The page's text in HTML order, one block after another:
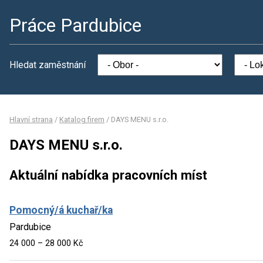
Práce Pardubice
Hledat zaměstnání
Hlavní strana / Katalog firem / DAYS MENU s.r.o.
DAYS MENU s.r.o.
Aktuální nabídka pracovních míst
Pomocný/á kuchař/ka
Pardubice
24 000 – 28 000 Kč